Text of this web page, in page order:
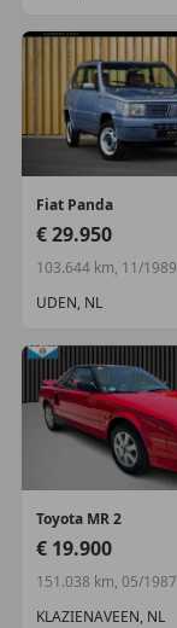
Fiat Panda
€ 29.950
103.644 km, 11/1989
UDEN, NL
Toyota MR 2
€ 19.900
151.038 km, 05/1987
KLAZIENAVEEN, NL